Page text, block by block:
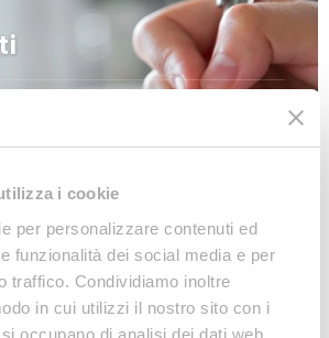
i cookie
per personalizzare contenuti ed
funzionalità dei social media e per
traffico. Condividiamo inoltre
in cui utilizzi il nostro sito con i
occupano di analisi dei dati web,
nostra